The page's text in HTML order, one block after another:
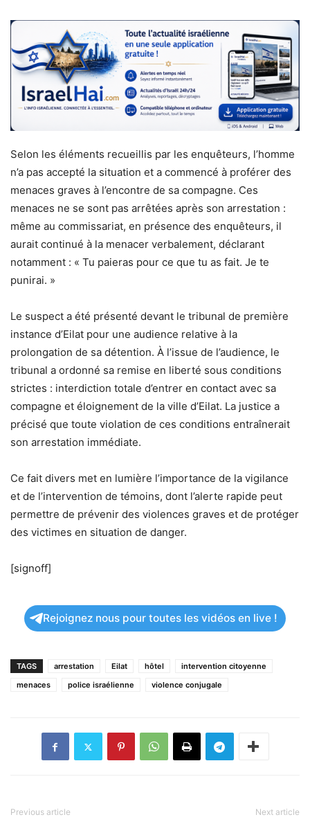
Selon les éléments recueillis par les enquêteurs, l’homme
n’a pas accepté la situation et a commencé à proférer des
menaces graves à l’encontre de sa compagne. Ces
menaces ne se sont pas arrêtées après son arrestation :
même au commissariat, en présence des enquêteurs, il
aurait continué à la menacer verbalement, déclarant
notamment : « Tu paieras pour ce que tu as fait. Je te
punirai. »
Le suspect a été présenté devant le tribunal de première
instance d’Eilat pour une audience relative à la
prolongation de sa détention. À l’issue de l’audience, le
tribunal a ordonné sa remise en liberté sous conditions
strictes : interdiction totale d’entrer en contact avec sa
compagne et éloignement de la ville d’Eilat. La justice a
précisé que toute violation de ces conditions entraînerait
son arrestation immédiate.
Ce fait divers met en lumière l’importance de la vigilance
et de l’intervention de témoins, dont l’alerte rapide peut
permettre de prévenir des violences graves et de protéger
des victimes en situation de danger.
[signoff]
Rejoignez nous pour toutes les vidéos en live !
TAGS arrestation Eilat hôtel
intervention citoyenne
menaces
police israélienne violence conjugale
Previous article Next article